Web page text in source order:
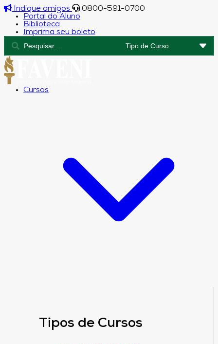
Indique amigos
0800-591-0700
Portal do Aluno
Biblioteca
Imprima seu boleto
Cursos
Tipos de Cursos